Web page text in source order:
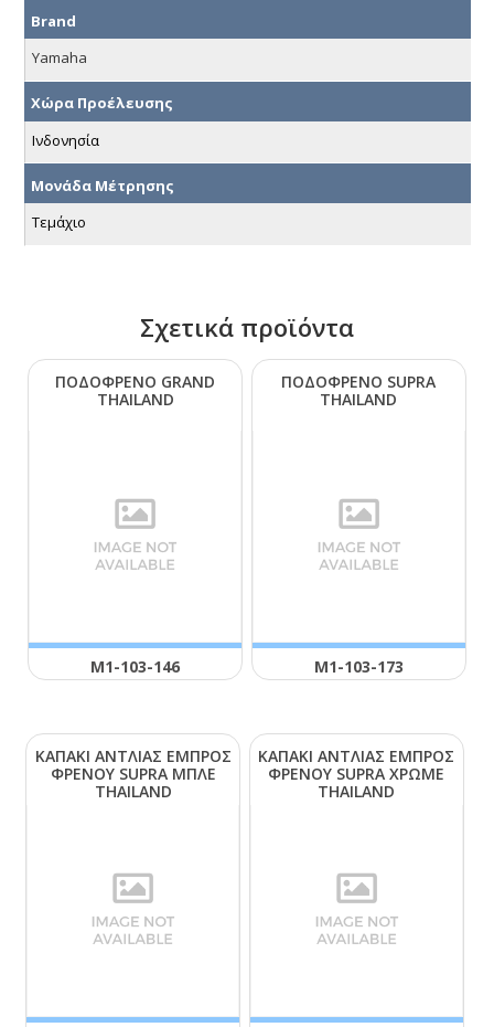
Brand
Yamaha
Χώρα Προέλευσης
Ινδονησία
Μονάδα Μέτρησης
Τεμάχιο
Σχετικά προϊόντα
ΠΟΔΟΦΡΕΝΟ GRΑΝD
ΤΗΑΙLΑΝD
Μ1-103-146
ΠΟΔΟΦΡΕΝΟ SUΡRΑ
ΤΗΑΙLΑΝD
Μ1-103-173
ΚΑΠΑΚΙ ΑΝΤΛΙΑΣ ΕΜΠΡΟΣ
ΦΡΕΝΟΥ SUΡRΑ ΜΠΛΕ
ΤΗΑΙLΑΝD
ΚΑΠΑΚΙ ΑΝΤΛΙΑΣ ΕΜΠΡΟΣ
ΦΡΕΝΟΥ SUΡRΑ ΧΡΩΜΕ
ΤΗΑΙLΑΝD